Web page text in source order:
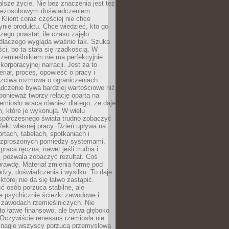
życie. Nie bez znaczenia jest też
doświadczeniem
coraz częściej nie chce
produktu. Chce wiedzieć, kto go
powstał, ile czasu zajęło
wygląda właśnie tak. Szuka
bo ta stała się rzadkością. W
nie ma perfekcyjnie
korporacyjnej narracji. Jest za to
proces, opowieść o pracy i
rozmowa o ograniczeniach.
bywa bardziej wartościowe niż
tworzy relację opartą na
wraca również dlatego, że daje
które je wykonują. W wielu
świata trudno zobaczyć
własnej pracy. Dzień upływa na
tabelach, spotkaniach i
pomiędzy systemami.
ręczna, nawet jeśli trudna i
pozwala zobaczyć rezultat. Coś
Materiał zmienia formę pod
doświadczenia i wysiłku. To daje
nie da się łatwo zastąpić.
osób porzuca stabilne, ale
psychicznie ścieżki zawodowe i
zawodach rzemieślniczych. Nie
łatwe finansowo, ale bywa głęboko
renesans rzemiosła nie
wszyscy porzucą przemysłową